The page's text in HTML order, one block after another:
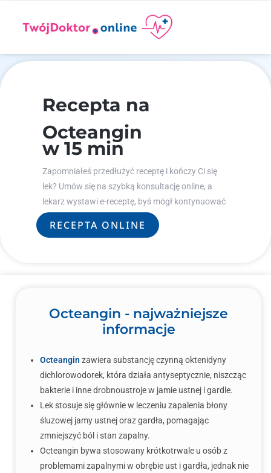
Recepta na
Octeangin
w 15 min
Zapomniałeś przedłużyć receptę i kończy Ci się
lek? Umów się na szybką konsultację online, a
lekarz wystawi e-receptę, byś mógł kontynuować
leczenie.
RECEPTA ONLINE
Octeangin - najważniejsze
informacje
Octeangin zawiera substancję czynną oktenidyny
dichlorowodorek, która działa antyseptycznie, niszcząc
bakterie i inne drobnoustroje w jamie ustnej i gardle.
Lek stosuje się głównie w leczeniu zapalenia błony
śluzowej jamy ustnej oraz gardła, pomagając
zmniejszyć ból i stan zapalny.
Octeangin bywa stosowany krótkotrwale u osób z
problemami zapalnymi w obrębie ust i gardła, jednak nie